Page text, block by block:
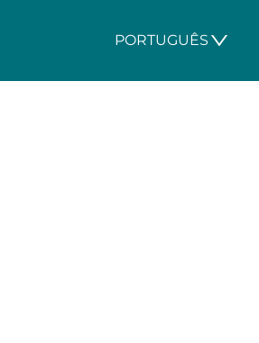
PORTUGUÊS